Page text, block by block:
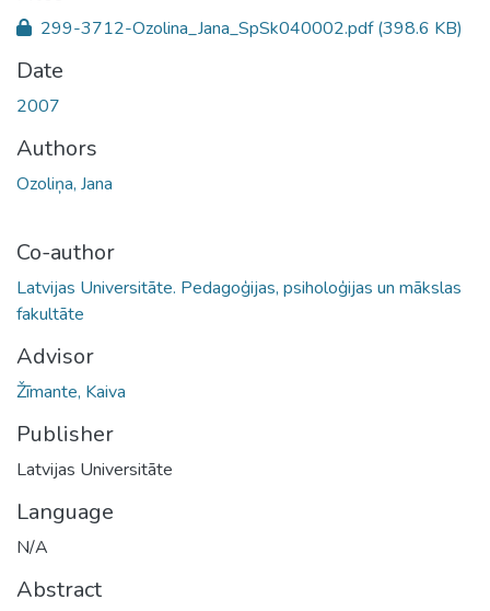
299-3712-Ozolina_Jana_SpSk040002.pdf(398.6 KB)
Date
2007
Authors
Ozoliņa, Jana
Co-author
Latvijas Universitāte. Pedagoģijas, psiholoģijas un mākslas
fakultāte
Advisor
Žīmante, Kaiva
Publisher
Latvijas Universitāte
Language
N/A
Abstract